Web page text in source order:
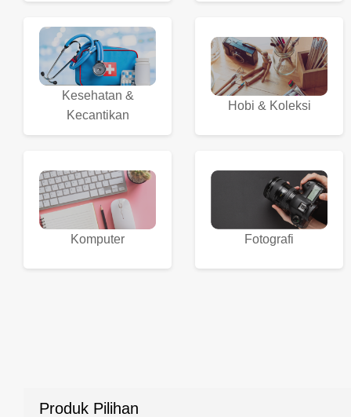
Kesehatan &
Kecantikan
Hobi & Koleksi
Komputer Fotografi
Produk Pilihan